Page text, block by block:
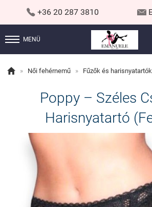
 +36 20 287 3810 
MENÜ
 » Női fehérnemű » Fűzők és harisnyatartók
Poppy – Széles
Harisnyatartó